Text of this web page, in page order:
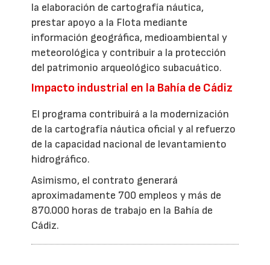
la elaboración de cartografía náutica,
prestar apoyo a la Flota mediante
información geográfica, medioambiental y
meteorológica y contribuir a la protección
del patrimonio arqueológico subacuático.
Impacto industrial en la Bahía de Cádiz
El programa contribuirá a la modernización
de la cartografía náutica oficial y al refuerzo
de la capacidad nacional de levantamiento
hidrográfico.
Asimismo, el contrato generará
aproximadamente 700 empleos y más de
870.000 horas de trabajo en la Bahía de
Cádiz.